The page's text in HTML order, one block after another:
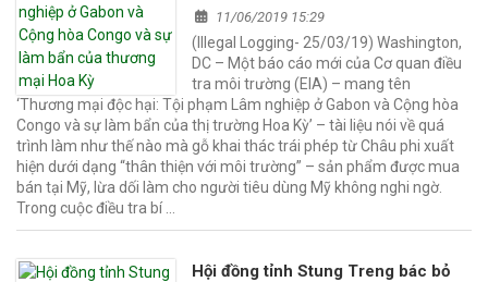
và sự làm bẩn của thương mại Hoa
Kỳ
11/06/2019 15:29
(Illegal Logging- 25/03/19) Washington,
DC – Một báo cáo mới của Cơ quan điều
tra môi trường (EIA) – mang tên
‘Thương mại độc hại: Tội phạm Lâm nghiệp ở Gabon và Cộng hòa
Congo và sự làm bẩn của thị trường Hoa Kỳ’ – tài liệu nói về quá
trình làm như thế nào mà gỗ khai thác trái phép từ Châu phi xuất
hiện dưới dạng “thân thiện với môi trường” – sản phẩm được mua
bán tại Mỹ, lừa dối làm cho người tiêu dùng Mỹ không nghi ngờ.
Trong cuộc điều tra bí …
Hội đồng tỉnh Stung Treng bác bỏ